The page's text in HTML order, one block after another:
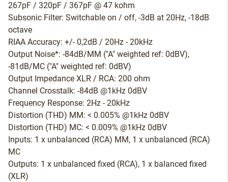
267pF / 320pF / 367pF @ 47 kohm
Subsonic Filter: Switchable on / off, -3dB at 20Hz, -18dB
octave
RIAA Accuracy: +/- 0,2dB / 20Hz - 20kHz
Output Noise*: -84dB/MM ("A" weighted ref: 0dBV),
-81dB/MC ("A" weighted ref: 0dBV)
Output Impedance XLR / RCA: 200 ohm
Channel Crosstalk: -84dB @1kHz 0dBV
Frequency Response: 2Hz - 20kHz
Distortion (THD) MM: < 0.005% @1kHz 0dBV
Distortion (THD) MC: < 0.009% @1kHz 0dBV
Inputs: 1 x unbalanced (RCA) MM, 1 x unbalanced (RCA)
MC
Outputs: 1 x unbalanced fixed (RCA), 1 x balanced fixed
(XLR)